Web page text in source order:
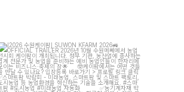
[2026 수원케이팜] SUWON KFARM 2026
OFFICIAL TRAILER...
7 5